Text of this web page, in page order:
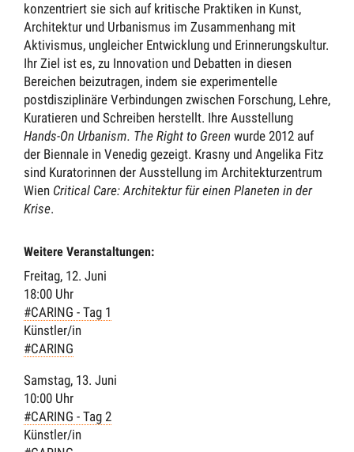
konzentriert sie sich auf kritische Praktiken in Kunst,
Architektur und Urbanismus im Zusammenhang mit
Aktivismus, ungleicher Entwicklung und Erinnerungskultur.
Ihr Ziel ist es, zu Innovation und Debatten in diesen
Bereichen beizutragen, indem sie experimentelle
postdisziplinäre Verbindungen zwischen Forschung, Lehre,
Kuratieren und Schreiben herstellt. Ihre Ausstellung
Hands-On Urbanism. The Right to Green wurde 2012 auf
der Biennale in Venedig gezeigt. Krasny und Angelika Fitz
sind Kuratorinnen der Ausstellung im Architekturzentrum
Wien Critical Care: Architektur für einen Planeten in der
Krise.
Weitere Veranstaltungen:
Freitag, 12. Juni
18:00 Uhr
#CARING - Tag 1
Künstler/in
#CARING
Samstag, 13. Juni
10:00 Uhr
#CARING - Tag 2
Künstler/in